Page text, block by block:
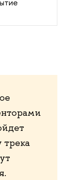
трека